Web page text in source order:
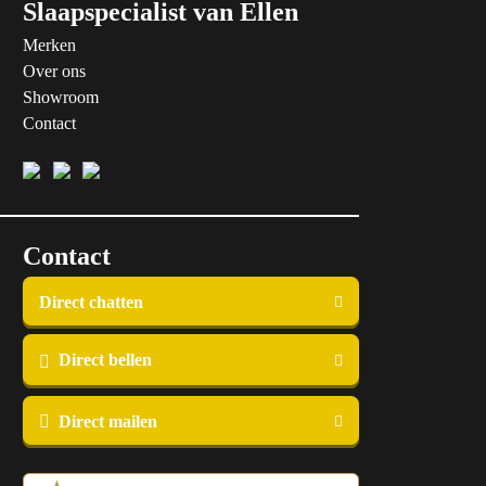
Slaapspecialist van Ellen
Merken
Over ons
Showroom
Contact
Contact
Direct chatten
Direct bellen
Direct mailen